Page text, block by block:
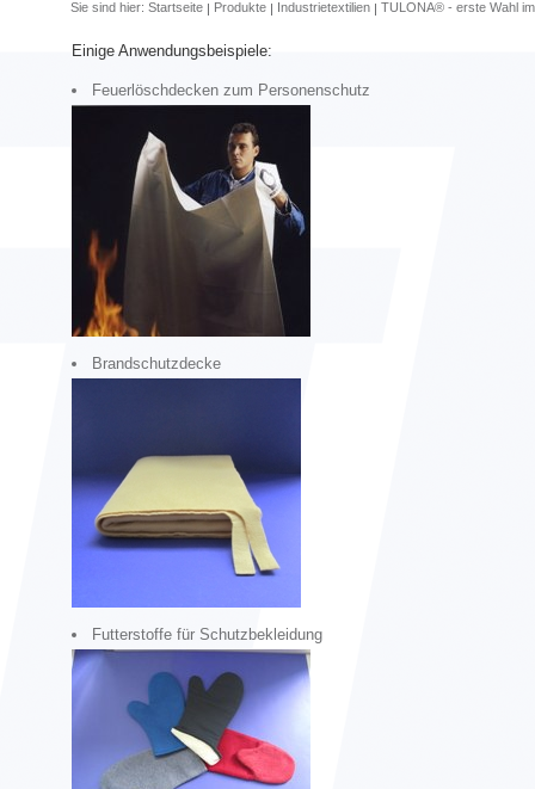
Sie sind hier: Startseite Produkte Industrietextilien TULONA® - erste Wahl
Einige Anwendungsbeispiele:
Feuerlöschdecken zum Personenschutz
Brandschutzdecke
Futterstoffe für Schutzbekleidung